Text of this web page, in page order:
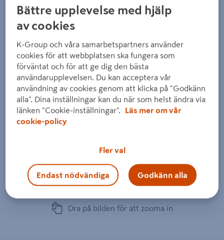
Dra på bilden för att zooma in
Bättre upplevelse med hjälp
av cookies
K-Group och våra samarbetspartners använder
cookies för att webbplatsen ska fungera som
förväntat och för att ge dig den bästa
användarupplevelsen. Du kan acceptera vår
användning av cookies genom att klicka på "Godkänn
alla". Dina inställningar kan du när som helst ändra via
länken "Cookie-inställningar".
Läs mer om vår
cookie-policy
Fler val
Endast nödvändiga Godkänn alla